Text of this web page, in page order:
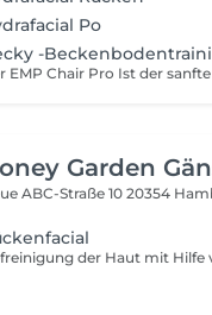
Po
-
Garden
ABC-Straße 1020354